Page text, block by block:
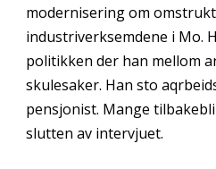
modernisering om
industriverksemdene i Mo.
politikken der han mellom
skulesaker. Han sto
pensjonist. Mange
slutten av intervjuet.